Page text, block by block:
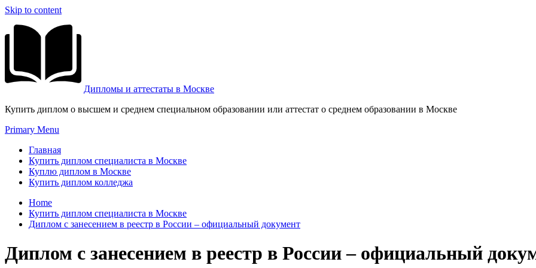
Skip to content
Дипломы и аттестаты в Москве
Купить диплом о высшем и среднем специальном образовании или аттестат о среднем образовании в Москве
Primary Menu
Главная
Купить диплом специалиста в Москве
Куплю диплом в Москве
Купить диплом колледжа
Home
Купить диплом специалиста в Москве
Диплом с занесением в реестр в России – официальный документ
Диплом с занесением в реестр в России – официальный